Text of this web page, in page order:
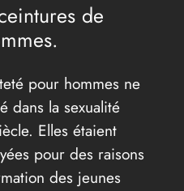
de
pour hommes ne
dans la sexualité
Elles étaient
pour des raisons
des jeunes